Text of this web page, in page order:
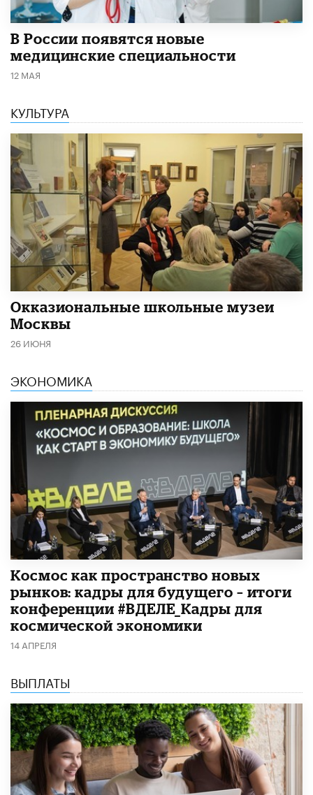
В России появятся новые
медицинские специальности
12 МАЯ
КУЛЬТУРА
​Окказиональные школьные музеи
Москвы
26 ИЮНЯ
ЭКОНОМИКА
Космос как пространство новых
рынков: кадры для будущего – итоги
конференции #ВДЕЛЕ_Кадры для
космической экономики
14 АПРЕЛЯ
ВЫПЛАТЫ